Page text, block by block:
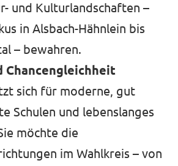
und Kulturlandschaften –
in Alsbach-Hähnlein bis
– bewahren.
Chancengleichheit
sich für moderne, gut
Schulen und lebenslanges
möchte die
im Wahlkreis – von